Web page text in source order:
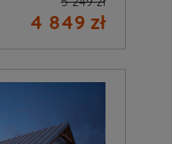
4 849 zł